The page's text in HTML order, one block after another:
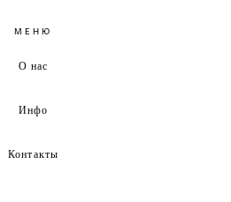
МЕНЮ
О нас
Инфо
Контакты